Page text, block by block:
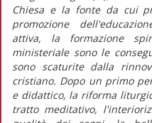
Chiesa e la fonte da cui
promozione
attiva, la formazione
ministeriale sono le
sono scaturite dalla
cristiano. Dopo un primo
e didattico, la riforma
tratto meditativo,